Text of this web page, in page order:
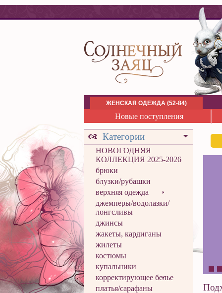
ЖЕНСКАЯ ОДЕЖДА (52-84)
Новые поступления
Категории
НОВОГОДНЯЯ
КОЛЛЕКЦИЯ 2025-2026
брюки
блузки/рубашки
верхняя одежда
джемперы/водолазки/
лонгсливы
джинсы
жакеты, кардиганы
жилеты
костюмы
купальники
корректирующее белье
платья/сарафаны